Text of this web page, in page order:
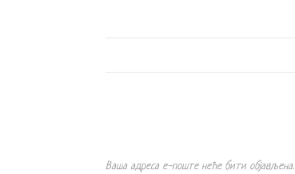
Ваша адреса е-поште неће бити објављена.